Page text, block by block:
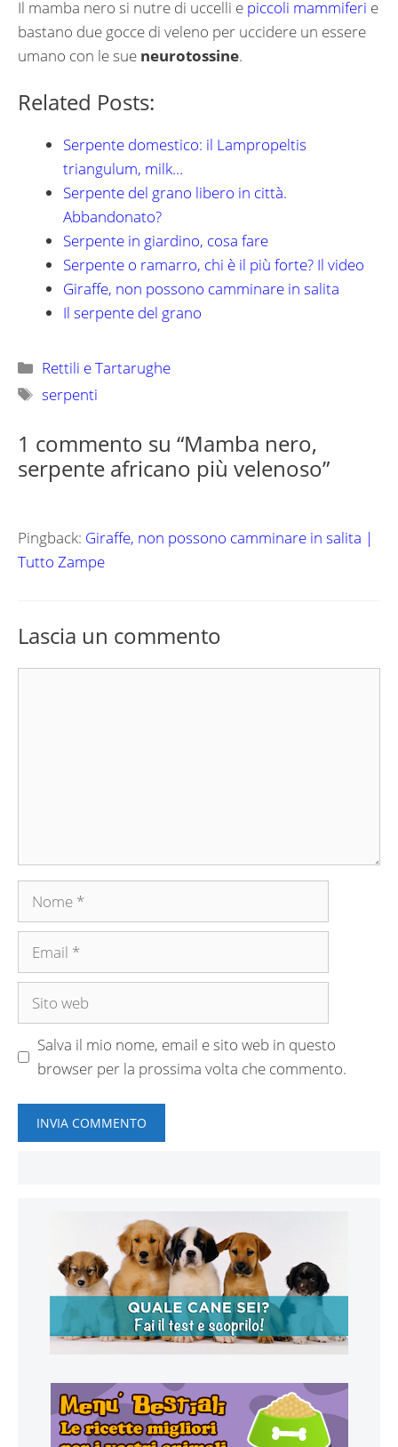
Il mamba nero si nutre di uccelli e piccoli mammiferi e
bastano due gocce di veleno per uccidere un essere
umano con le sue neurotossine.
Related Posts:
Serpente domestico: il Lampropeltis
triangulum, milk…
Serpente del grano libero in città.
Abbandonato?
Serpente in giardino, cosa fare
Serpente o ramarro, chi è il più forte? Il video
Giraffe, non possono camminare in salita
Il serpente del grano
Categorie
Rettili e Tartarughe
Tag
serpenti
1 commento su “Mamba nero,
serpente africano più velenoso”
Pingback: Giraffe, non possono camminare in salita |
Tutto Zampe
Lascia un commento
Nome
Email
Sito
Salva il mio nome, email e sito web in questo
browser per la prossima volta che commento.